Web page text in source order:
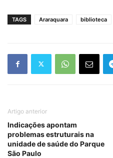
TAGS Araraquara biblioteca
Artigo anterior
Indicações apontam
problemas estruturais na
unidade de saúde do Parque
São Paulo